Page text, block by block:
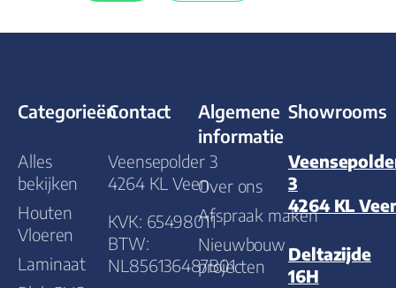
Categorieën
Alles
bekijken
Houten
Vloeren
Laminaat
Contact
Veensepolder 3
4264 KL Veen
KVK: 65498011
BTW:
NL856136487B01
Algemene
informatie
Over ons
Afspraak maken
Nieuwbouw
projecten
Showrooms
3
4264 KL
Deltazijde
16H